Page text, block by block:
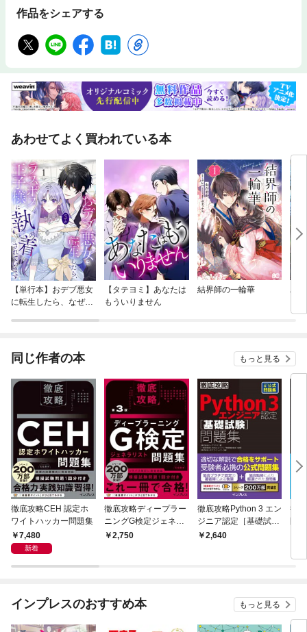
作品をシェアする
あわせてよく買われている本
【単行本】おデブ悪女
に転生したら、なぜか
【タテヨミ】あなたは
もういりません
結界師の一輪華
バ
今
同じ作者の本 もっと見る
徹底攻略CEH 認定ホ
ワイトハッカー問題集
7,480
新着
徹底攻略ディープラー
ニングG検定ジェネラ
リスト問題集 第3版
2,750
徹底攻略Python 3 エン
ジニア認定［基礎試
験］問題集
2,640
徹
インプレスのおすすめ本 もっと見る